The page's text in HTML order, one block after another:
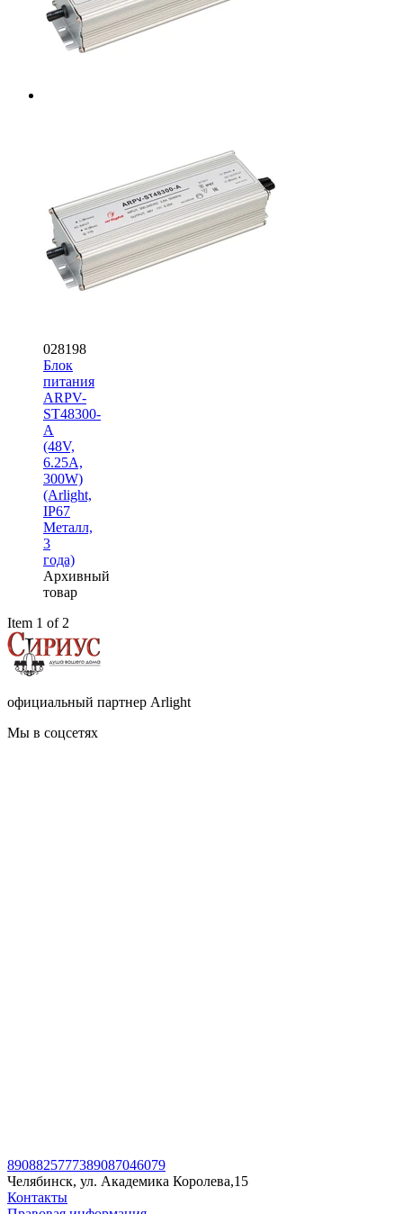
028198
Блок
питания
ARPV-
ST48300-
A
(48V,
6.25A,
300W)
(Arlight,
IP67
Металл,
3
года)
Архивный
товар
Item 1 of 2
официальный партнер Arlight
Мы в соцсетях
8908825777389087046079
Челябинск, ул. Академика Королева,15
Контакты